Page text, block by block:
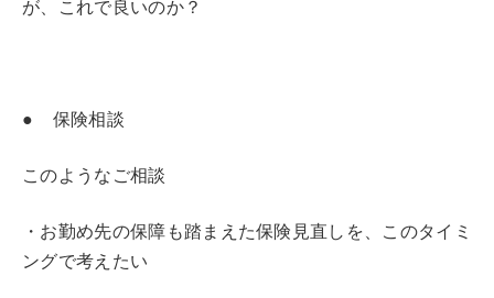
が、これで良いのか？
● 保険相談
このようなご相談
・お勤め先の保障も踏まえた保険見直しを、このタイミ
ングで考えたい